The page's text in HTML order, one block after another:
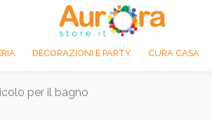
DECORAZIONI E PARTY CURA CASA
per il bagno